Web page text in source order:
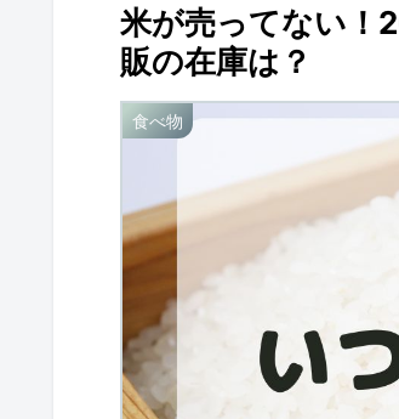
米が売ってない！
販の在庫は？
食べ物